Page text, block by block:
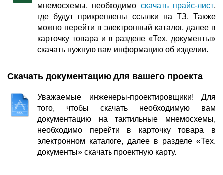
мнемосхемы, необходимо скачать прайс-лист,
где будут прикреплены ссылки на ТЗ. Также
можно перейти в электронный каталог, далее в
карточку товара и в разделе «Тех. документы»
скачать нужную вам информацию об изделии.
Скачать документацию для вашего проекта
Уважаемые инженеры-проектировщики! Для
того, чтобы скачать необходимую вам
документацию на тактильные мнемосхемы,
необходимо перейти в карточку товара в
электронном каталоге, далее в разделе «Тех.
документы» скачать проектную карту.